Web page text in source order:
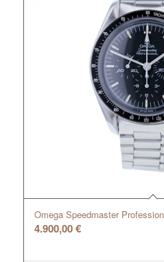
Omega Speedmaster
4.900,00€